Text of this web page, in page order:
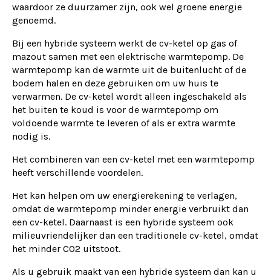
waardoor ze duurzamer zijn, ook wel groene energie
genoemd.
Bij een hybride systeem werkt de cv-ketel op gas of
mazout samen met een elektrische warmtepomp. De
warmtepomp kan de warmte uit de buitenlucht of de
bodem halen en deze gebruiken om uw huis te
verwarmen. De cv-ketel wordt alleen ingeschakeld als
het buiten te koud is voor de warmtepomp om
voldoende warmte te leveren of als er extra warmte
nodig is.
Het combineren van een cv-ketel met een warmtepomp
heeft verschillende voordelen.
Het kan helpen om uw energierekening te verlagen,
omdat de warmtepomp minder energie verbruikt dan
een cv-ketel. Daarnaast is een hybride systeem ook
milieuvriendelijker dan een traditionele cv-ketel, omdat
het minder CO2 uitstoot.
Als u gebruik maakt van een hybride systeem dan kan u